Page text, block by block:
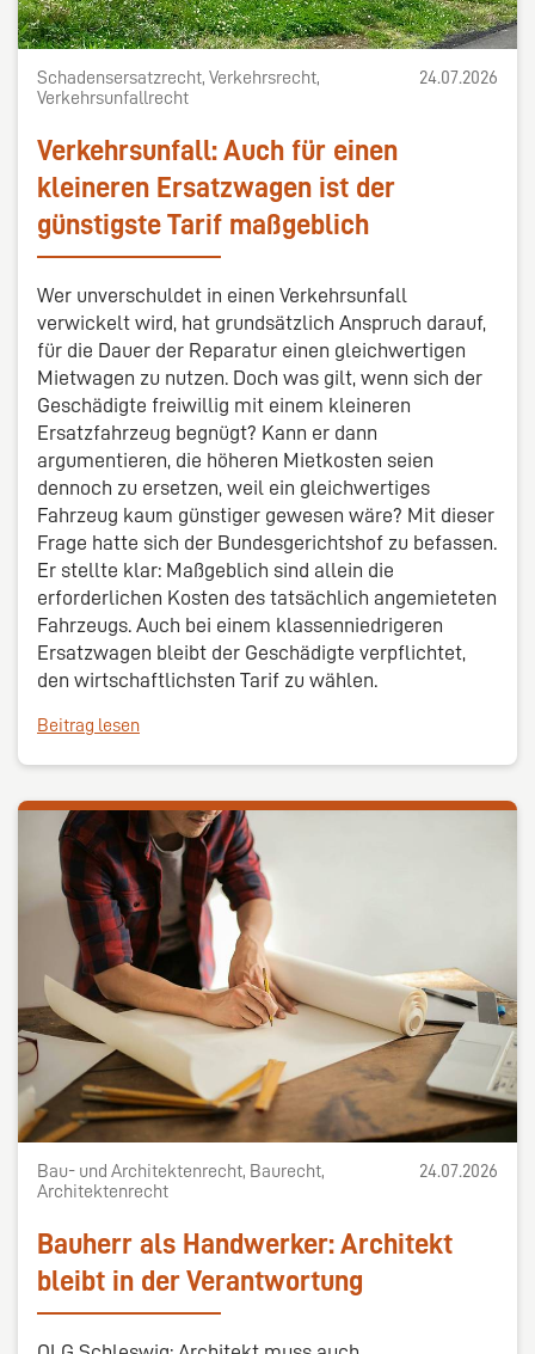
Schadensersatzrecht, Verkehrsrecht,
Verkehrsunfallrecht
24.07.2026
Verkehrsunfall: Auch für einen
kleineren Ersatzwagen ist der
günstigste Tarif maßgeblich
Wer unverschuldet in einen Verkehrsunfall
verwickelt wird, hat grundsätzlich Anspruch darauf,
für die Dauer der Reparatur einen gleichwertigen
Mietwagen zu nutzen. Doch was gilt, wenn sich der
Geschädigte freiwillig mit einem kleineren
Ersatzfahrzeug begnügt? Kann er dann
argumentieren, die höheren Mietkosten seien
dennoch zu ersetzen, weil ein gleichwertiges
Fahrzeug kaum günstiger gewesen wäre? Mit dieser
Frage hatte sich der Bundesgerichtshof zu befassen.
Er stellte klar: Maßgeblich sind allein die
erforderlichen Kosten des tatsächlich angemieteten
Fahrzeugs. Auch bei einem klassenniedrigeren
Ersatzwagen bleibt der Geschädigte verpflichtet,
den wirtschaftlichsten Tarif zu wählen.
Beitrag lesen
Bau- und Architektenrecht, Baurecht,
Architektenrecht
24.07.2026
Bauherr als Handwerker: Architekt
bleibt in der Verantwortung